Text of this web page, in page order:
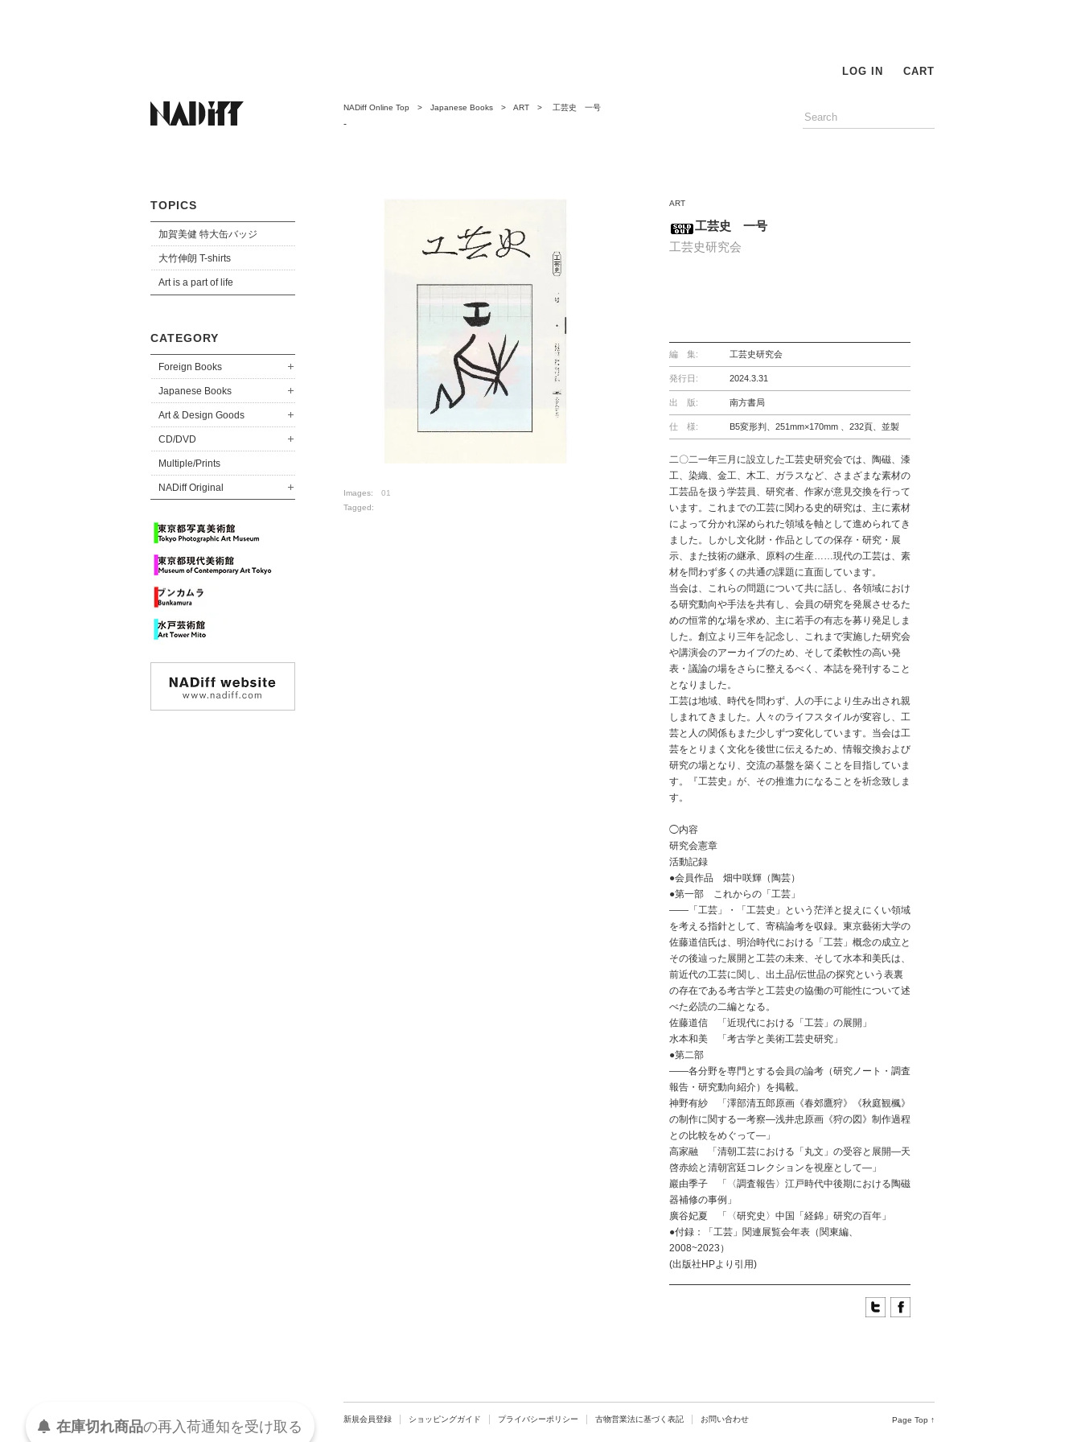
TOPICS
加賀美健 特大缶バッジ
大竹伸朗 T-shirts
Art is a part of life
CATEGORY
Foreign Books
Japanese Books
Art & Design Goods
CD/DVD
Multiple/Prints
NADiff Original
LOG IN CART
NADiff Online Top > Japanese Books > ART > 工芸史 一号
-
Images: 01
Tagged:
ART
工芸史 一号
工芸史研究会
編 集: 工芸史研究会
発行日: 2024.3.31
出 版: 南方書局
仕 様: B5変形判、251mm×170mm 、232頁、並製
二〇二一年三月に設立した工芸史研究会では、陶磁、漆
工、染織、金工、木工、ガラスなど、さまざまな素材の
工芸品を扱う学芸員、研究者、作家が意見交換を行って
います。これまでの工芸に関わる史的研究は、主に素材
によって分かれ深められた領域を軸として進められてき
ました。しかし文化財・作品としての保存・研究・展
示、また技術の継承、原料の生産……現代の工芸は、素
材を問わず多くの共通の課題に直面しています。
当会は、これらの問題について共に話し、各領域におけ
る研究動向や手法を共有し、会員の研究を発展させるた
めの恒常的な場を求め、主に若手の有志を募り発足しま
した。創立より三年を記念し、これまで実施した研究会
や講演会のアーカイブのため、そして柔軟性の高い発
表・議論の場をさらに整えるべく、本誌を発刊すること
となりました。
工芸は地域、時代を問わず、人の手により生み出され親
しまれてきました。人々のライフスタイルが変容し、工
芸と人の関係もまた少しずつ変化しています。当会は工
芸をとりまく文化を後世に伝えるため、情報交換および
研究の場となり、交流の基盤を築くことを目指していま
す。『工芸史』が、その推進力になることを祈念致しま
す。
◯内容
研究会憲章
活動記録
●会員作品 畑中咲輝（陶芸）
●第一部 これからの「工芸」
――「工芸」・「工芸史」という茫洋と捉えにくい領域
を考える指針として、寄稿論考を収録。東京藝術大学の
佐藤道信氏は、明治時代における「工芸」概念の成立と
その後辿った展開と工芸の未来、そして水本和美氏は、
前近代の工芸に関し、出土品/伝世品の探究という表裏
の存在である考古学と工芸史の協働の可能性について述
べた必読の二編となる。
佐藤道信 「近現代における「工芸」の展開」
水本和美 「考古学と美術工芸史研究」
●第二部
――各分野を専門とする会員の論考（研究ノート・調査
報告・研究動向紹介）を掲載。
神野有紗 「澤部清五郎原画《春郊鷹狩》《秋庭観楓》
の制作に関する一考察―浅井忠原画《狩の図》制作過程
との比較をめぐって―」
高家融 「清朝工芸における「丸文」の受容と展開―天
啓赤絵と清朝宮廷コレクションを視座として―」
巖由季子 「〈調査報告〉江戸時代中後期における陶磁
器補修の事例」
廣谷妃夏 「〈研究史〉中国「経錦」研究の百年」
●付録：「工芸」関連展覧会年表（関東編、
2008~2023）
(出版社HPより引用)
Page Top ↑
新規会員登録 ショッピングガイド プライバシーポリシー 古物営業法に基づく表記 お問い合わせ
在庫切れ商品の再入荷通知を受け取る